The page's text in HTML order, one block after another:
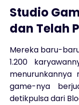
Studio
dan Telah
Mereka baru-
1.200
game-nya
detikpulsa dari